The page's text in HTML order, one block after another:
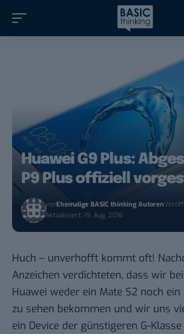
Huawei G9 Plus:
P9 Plus offiziell
vonEhemalige BASIC thinking Autoren
Aktualisiert: 19. Aug. 2016
Huch – unverhofft kommt oft!
Anzeichen verdichteten, dass wir
Huawei weder ein Mate S2 noch
zu sehen bekommen und wir uns
ein Device der günstigeren G-